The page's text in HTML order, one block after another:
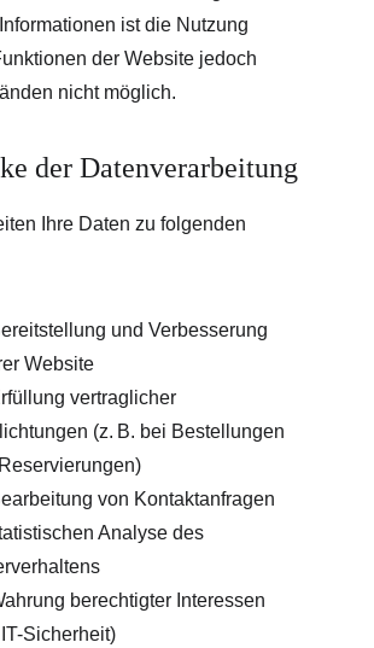
ist die Nutzung
der Website jedoch
nicht möglich.
der Datenverarbeitung
Ihre Daten zu folgenden
und Verbesserung
Website
vertraglicher
(z. B. bei Bestellungen
von Kontaktanfragen
Analyse des
berechtigter Interessen
IT-Sicherheit)